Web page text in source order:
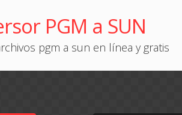
PGM a SUN
pgm a sun en línea y gratis